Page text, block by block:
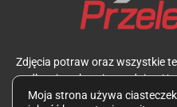
Zdjęcia potraw oraz wszystkie
podlegają ochronie zgodnie z
prawie autorskim i prawach
Moja strona używa